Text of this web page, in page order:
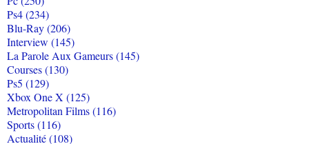
Ps4 (234)
Blu-Ray (206)
Interview (145)
La Parole Aux Gameurs (145)
Courses (130)
Ps5 (129)
Xbox One X (125)
Metropolitan Films (116)
Sports (116)
Actualité (108)